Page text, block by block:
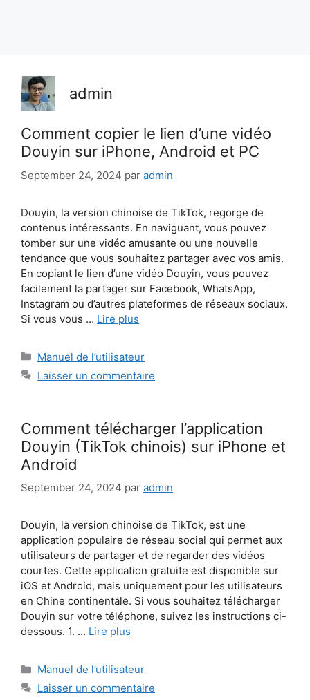
admin
Comment copier le lien d’une vidéo
Douyin sur iPhone, Android et PC
September 24, 2024 par admin
Douyin, la version chinoise de TikTok, regorge de
contenus intéressants. En naviguant, vous pouvez
tomber sur une vidéo amusante ou une nouvelle
tendance que vous souhaitez partager avec vos amis.
En copiant le lien d’une vidéo Douyin, vous pouvez
facilement la partager sur Facebook, WhatsApp,
Instagram ou d’autres plateformes de réseaux sociaux.
Si vous vous … Lire plus
Catégories
Manuel de l’utilisateur
Laisser un commentaire
Comment télécharger l’application
Douyin (TikTok chinois) sur iPhone et
Android
September 24, 2024 par admin
Douyin, la version chinoise de TikTok, est une
application populaire de réseau social qui permet aux
utilisateurs de partager et de regarder des vidéos
courtes. Cette application gratuite est disponible sur
iOS et Android, mais uniquement pour les utilisateurs
en Chine continentale. Si vous souhaitez télécharger
Douyin sur votre téléphone, suivez les instructions ci-
dessous. 1. … Lire plus
Catégories
Manuel de l’utilisateur
Laisser un commentaire